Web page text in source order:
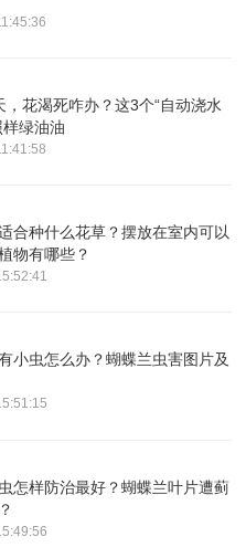
，花渴死咋办？这3个“自动浇水
样绿油油
合种什么花草？摆放在室内可以
物有哪些？
小虫怎么办？蝴蝶兰虫害图片及
怎样防治最好？蝴蝶兰叶片遭蓟